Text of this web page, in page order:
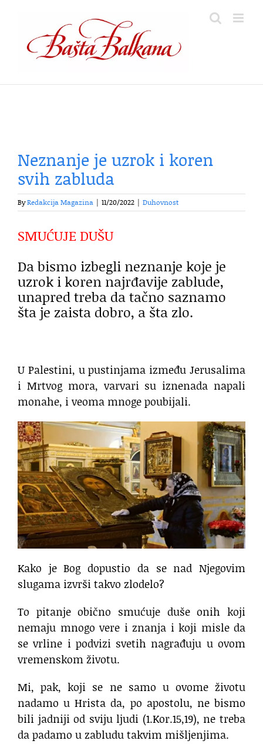
content
Neznanje je uzrok i koren
svih zabluda
ByRedakcija Magazina 11/20/2022 Duhovnost
SMUĆUJE DUŠU
Da bismo izbegli neznanje koje je
uzrok i koren najrđavije zablude,
unapred treba da tačno saznamo
šta je zaista dobro, a šta zlo.
U Palestini, u pustinjama između Jerusalima
i Mrtvog mora, varvari su iznenada napali
monahe, i veoma mnoge poubijali.
Kako je Bog dopustio da se nad Njegovim
slugama izvrši takvo zlodelo?
To pitanje obično smućuje duše onih koji
nemaju mnogo vere i znanja i koji misle da
se vrline i podvizi svetih nagrađuju u ovom
vremenskom životu.
Mi, pak, koji se ne samo u ovome životu
nadamo u Hrista da, po apostolu, ne bismo
bili jadniji od sviju ljudi (1.Kor.15,19), ne treba
da padamo u zabludu takvim mišljenjima.